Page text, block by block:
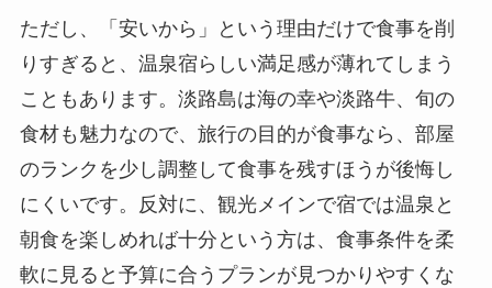
ただし、「安いから」という理由だけで食事を削
りすぎると、温泉宿らしい満足感が薄れてしまう
こともあります。淡路島は海の幸や淡路牛、旬の
食材も魅力なので、旅行の目的が食事なら、部屋
のランクを少し調整して食事を残すほうが後悔し
にくいです。反対に、観光メインで宿では温泉と
朝食を楽しめれば十分という方は、食事条件を柔
軟に見ると予算に合うプランが見つかりやすくな